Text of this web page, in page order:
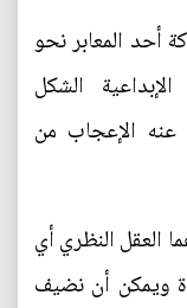
أحد المعابر نحو
الشكل
عنه الإعجاب من
العقل النظري أي
ويمكن أن نضيف